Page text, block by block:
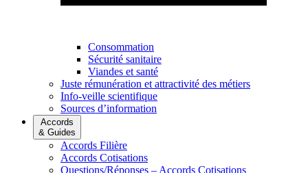
Consommation
Sécurité sanitaire
Viandes et santé
Juste rémunération et attractivité des métiers
Info-veille scientifique
Sources d’information
Accords
& Guides
Accords Filière
Accords Cotisations
Questions/Réponses – Accords Cotisations